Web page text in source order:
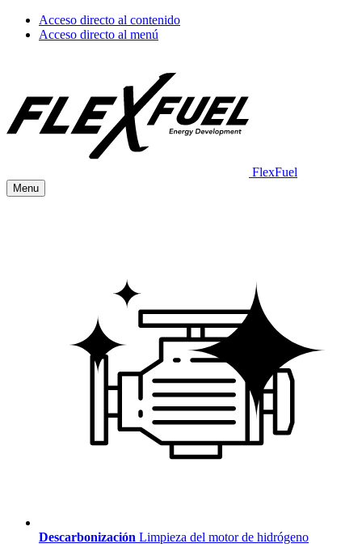
Acceso directo al contenido
Acceso directo al menú
FlexFuel
Menu
Descarbonización Limpieza del motor de hidrógeno